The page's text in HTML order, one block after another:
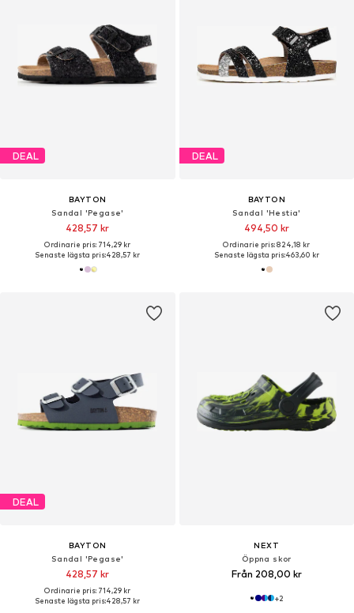
DEAL
BAYTON
Sandal 'Pegase'
428,57 kr
Ordinarie pris: 714,29 kr
Senaste lägsta pris:428,57 kr
DEAL
BAYTON
Sandal 'Hestia'
494,50 kr
Ordinarie pris: 824,18 kr
Senaste lägsta pris:463,60 kr
DEAL
BAYTON
Sandal 'Pegase'
428,57 kr
Ordinarie pris: 714,29 kr
Senaste lägsta pris:428,57 kr
NEXT
Öppna skor
Från 208,00 kr
+2